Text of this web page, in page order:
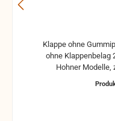
ohne Klappenbelag 25x22 mm passend für mehrere
Hohner Modelle,